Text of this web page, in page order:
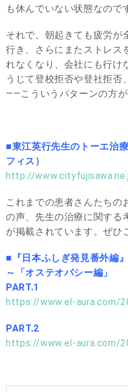
も休んでいない状態なので
それで、朝起きても疲労が
行き、さらにまたストレス
れなくなり、会社にも行け
うじて登校拒否や登社拒否
――こういうパターンの方が
■東江英行先生のトーエ治
フィス）
http://
これまでの患者さんたちの
の声、先生の治療に関する
が掲載されています。ぜひ
■『日本ふしぎ発見番外編
～「オステオパシー編」
PART.1
https://www.el-aura.com/
PART.2
https://www.el-aura.com/